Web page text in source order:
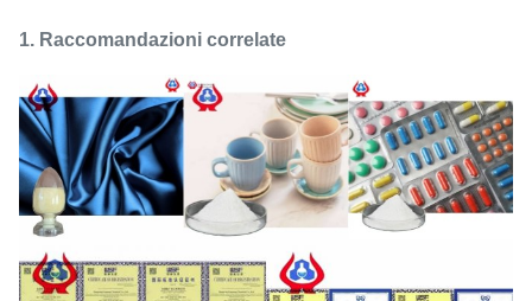
1. Raccomandazioni correlate